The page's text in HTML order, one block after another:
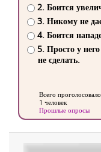
2. Боится
3. Никому не
4. Боится
5. Просто у
не сделать.
Всего проголосовало
1 человек
Прошлые опросы